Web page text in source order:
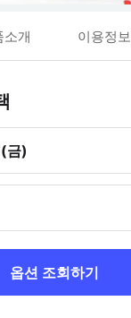
소개 이용정보
금)
옵션 조회하기